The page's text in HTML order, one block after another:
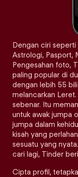
Dengan ciri
Astrologi, Pasport,
Pengesahan foto,
paling popular di
dengan lebih 55
melancarkan
sebenar. Itu
untuk awak jumpa
jumpa dalam
kisah yang
sesuatu yang
cari lagi, Tinder
Cipta profil,